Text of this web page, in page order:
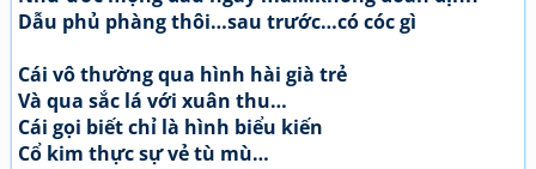
Dẫu phủ phàng thôi…sau trước…có cóc gì
Cái vô thường qua hình hài già trẻ
Và qua sắc lá với xuân thu…
Cái gọi biết chỉ là hình biểu kiến
Cổ kim thực sự vẻ tù mù…